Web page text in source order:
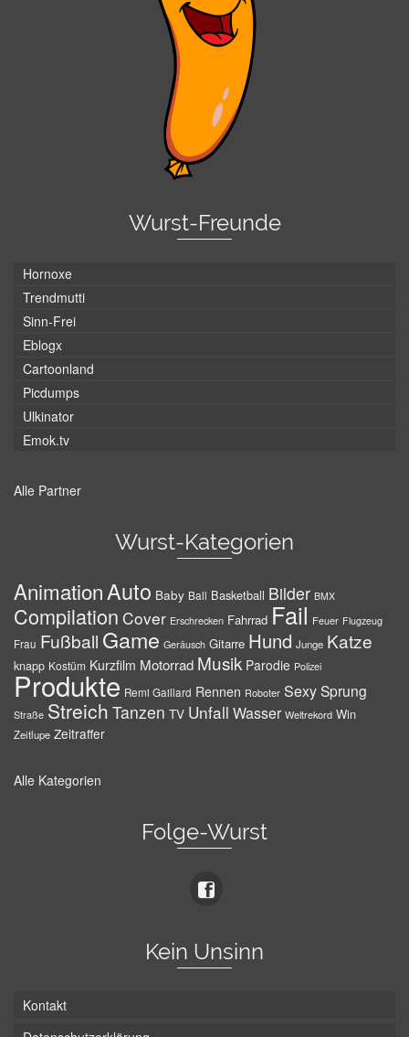
Wurst-Freunde
Hornoxe
Trendmutti
Sinn-Frei
Eblogx
Cartoonland
Picdumps
Ulkinator
Emok.tv
Alle Partner
Wurst-Kategorien
AnimationAuto Baby Ball Basketball Bilder BMX
Compilation Cover Erschrecken Fahrrad Fail Feuer Flugzeug
Frau Fußball Game Geräusch Gitarre Hund Junge Katze
knapp Kostüm Kurzfilm Motorrad Musik Parodie Polizei
Produkte Remi Gaillard Rennen Roboter SexySprung
Straße Streich Tanzen TV Unfall Wasser Weltrekord Win
Zeitlupe Zeitraffer
Alle Kategorien
Folge-Wurst
Kein Unsinn
Kontakt